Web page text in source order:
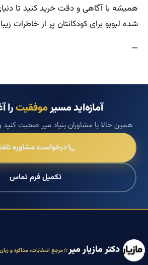
همیشه با آگاهی و دقت خرید کنید تا
شده لبوبو برای کودکانتان پر از خاطرات
—
آمازه‌اید مسیرموفقیترا
همین حالا با مشاوران بنیاد میر صحبت کنید و
درخواست مشاوره
تکمیل فرم تماس
دکتر مازیار میر مرجع انتخابات، مذاکره و